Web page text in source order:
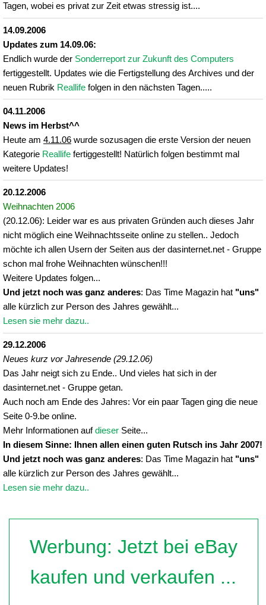
Tagen, wobei es privat zur Zeit etwas stressig ist....
14.09.2006
Updates zum 14.09.06:
Endlich wurde der Sonderreport zur Zukunft des Computers
fertiggestellt. Updates wie die Fertigstellung des Archives und der
neuen Rubrik Reallife folgen in den nächsten Tagen.....
04.11.2006
News im Herbst^^
Heute am 4.11.06 wurde sozusagen die erste Version der neuen
Kategorie Reallife fertiggestellt! Natürlich folgen bestimmt mal
weitere Updates!
20.12.2006
Weihnachten 2006
(20.12.06): Leider war es aus privaten Gründen auch dieses Jahr
nicht möglich eine Weihnachtsseite online zu stellen.. Jedoch
möchte ich allen Usern der Seiten aus der dasinternet.net - Gruppe
schon mal frohe Weihnachten wünschen!!!
Weitere Updates folgen...
Und jetzt noch was ganz anderes: Das Time Magazin hat "uns"
alle kürzlich zur Person des Jahres gewählt...
Lesen sie mehr dazu..
29.12.2006
Neues kurz vor Jahresende (29.12.06)
Das Jahr neigt sich zu Ende.. Und vieles hat sich in der
dasinternet.net - Gruppe getan.
Auch noch am Ende des Jahres: Vor ein paar Tagen ging die neue
Seite 0-9.be online.
Mehr Informationen aufdieser Seite...
In diesem Sinne: Ihnen allen einen guten Rutsch ins Jahr 2007!
Und jetzt noch was ganz anderes: Das Time Magazin hat "uns"
alle kürzlich zur Person des Jahres gewählt...
Lesen sie mehr dazu..
Werbung: Jetzt bei eBay
kaufen und verkaufen ...